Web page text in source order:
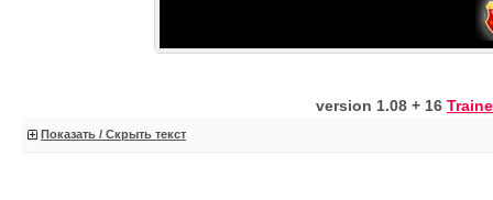
version 1.08 + 16
Показать / Скрыть текст